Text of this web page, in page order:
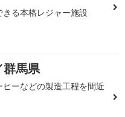
る本格レジャー施設
群馬県
ヒーなどの製造工程を間近